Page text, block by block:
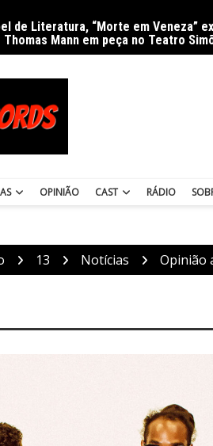
de Literatura, “Morte em Veneza”
Thomas Mann em peça no Teatro
OPINIÃO CAST RÁDIO
13 Notícias Opinião